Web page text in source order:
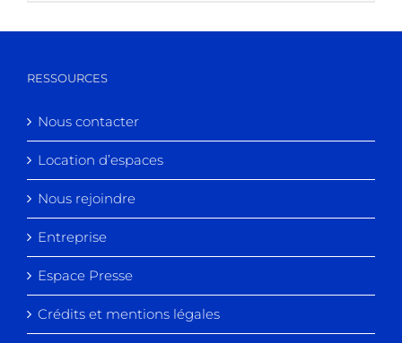
RESSOURCES
Nous contacter
Location d’espaces
Nous rejoindre
Entreprise
Espace Presse
Crédits et mentions légales